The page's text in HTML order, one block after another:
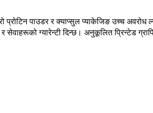
प्रोटिन पाउडर र क्याप्सुल प्याकेजिङ उच्च अवरोध
ग्यारेन्टी दिन्छ। अनुकूलित प्रिन्टेड